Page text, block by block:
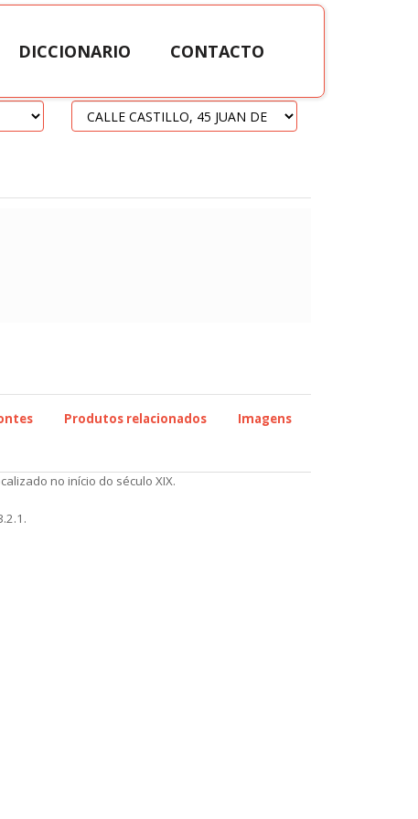
DICCIONARIO CONTACTO
Produtos relacionados Imagens
no início do século XIX.